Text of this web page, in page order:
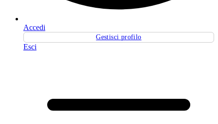
Accedi
Gestisci profilo
Esci